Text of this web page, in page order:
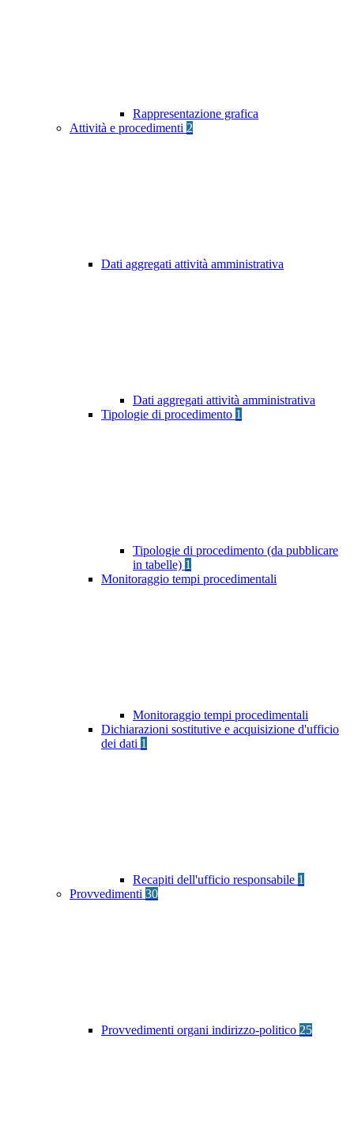
Rappresentazione grafica
Attività e procedimenti 2
Dati aggregati attività amministrativa
Dati aggregati attività amministrativa
Tipologie di procedimento 1
Tipologie di procedimento (da pubblicare
in tabelle) 1
Monitoraggio tempi procedimentali
Monitoraggio tempi procedimentali
Dichiarazioni sostitutive e acquisizione d'ufficio
dei dati 1
Recapiti dell'ufficio responsabile 1
Provvedimenti 30
Provvedimenti organi indirizzo-politico 25